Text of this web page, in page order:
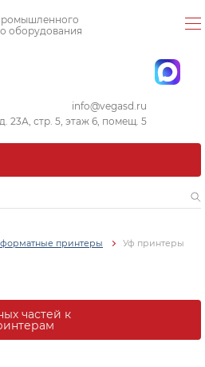
оборудования
info@vegasd.ru
23А, стр. 5, этаж 6, помещ. 5
принтеры Уф принтеры
частей к